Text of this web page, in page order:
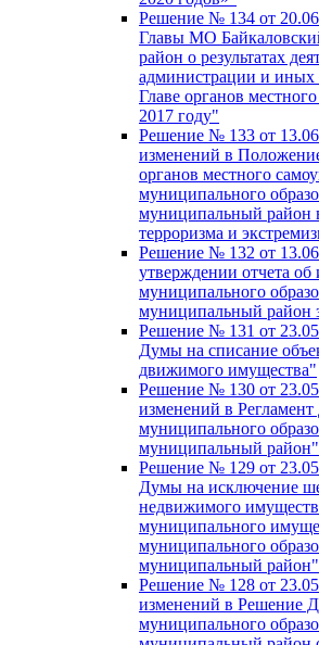
Решение № 134 от
Главы МО
район о результатах
администрации и иных
Главе органов
2017 году"
Решение № 133 от
изменений в
органов местного
муниципального
муниципальный район
терроризма и
Решение № 132 от
утверждении отчета
муниципального
муниципальный район
Решение № 131 от
Думы на списание
движимого имущества"
Решение № 130 от
изменений в
муниципального
муниципальный район"
Решение № 129 от
Думы на исключение
недвижимого
муниципального
муниципального
муниципальный район"
Решение № 128 от
изменений в Решение
муниципального